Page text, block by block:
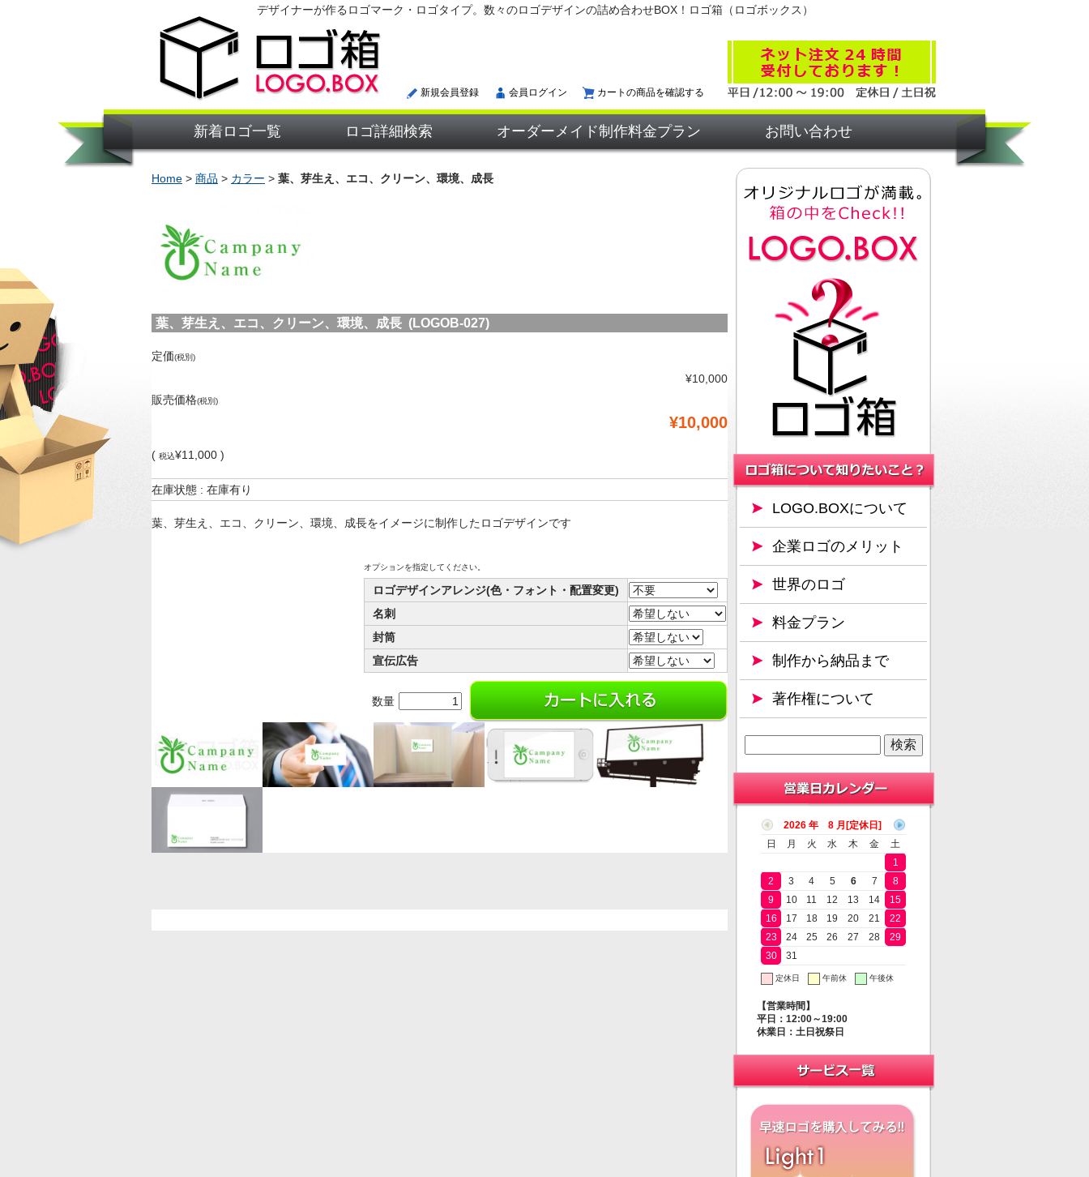
デザイナーが作るロゴマーク・ロゴタイプ。数々のロゴデザインの詰め合わせBOX！ロゴ箱（ロゴボックス）
新規会員登録 会員ログイン カートの商品を確認する
新着ロゴ一覧 ロゴ詳細検索 オーダーメイド制作料金プラン お問い合わせ
Home > 商品 > カラー > 葉、芽生え、エコ、クリーン、環境、成長
葉、芽生え、エコ、クリーン、環境、成長 (LOGOB-027)
定価(税別)
¥10,000
販売価格(税別)
¥10,000
( 税込¥11,000 )
在庫状態 : 在庫有り
葉、芽生え、エコ、クリーン、環境、成長をイメージに制作したロゴデザインです
オプションを指定してください。
ロゴデザインアレンジ(色・フォント・配置変更)
名刺
封筒
宣伝広告
数量
LOGO.BOXについて
企業ロゴのメリット
世界のロゴ
料金プラン
制作から納品まで
著作権について
2026 年 8 月
日
月 火 水 木 金
土
1
2
3 4 5 6 7
8
9
10 11 12 13 14
15
16
17 18 19 20 21
22
23
24 25 26 27 28
29
30
31
定休日 午前休 午後休
【営業時間】
平日：12:00～19:00
休業日：土日祝祭日